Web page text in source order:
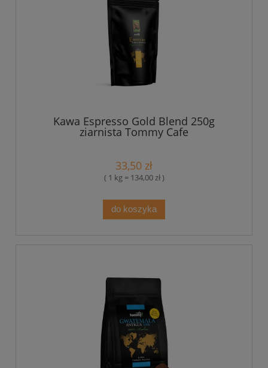
Kawa Espresso Gold Blend 250g
ziarnista Tommy Cafe
33,50 zł
( 1 kg = 134,00 zł )
do koszyka